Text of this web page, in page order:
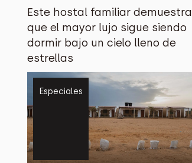
Este hostal familiar demuestra
que el mayor lujo sigue siendo
dormir bajo un cielo lleno de
estrellas
Especiales